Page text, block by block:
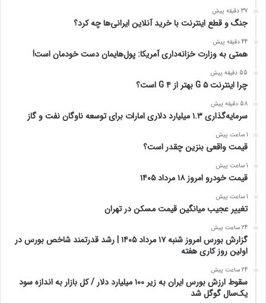
37 دقیقه پیش
جنگ و قطع اینترنت با خرید آنلاین ایرانی‌ها چه کرد؟
44 دقیقه پیش
همتی به وزارت خزانه‌داری آمریکا: پول‌هایمان دست خودمان است!
55 دقیقه پیش
چرا اینترنت ۵ G بهتر از ۴ G است؟
58 دقیقه پیش
سرمایه‌گذاری ۱.۳ میلیارد دلاری امارات برای توسعه ناوگان نفت و گاز
1 ساعت پیش
قیمت واقعی بنزین چقدر است؟
1 ساعت پیش
قیمت خودرو امروز ۱۸ مرداد ۱۴۰۵
1 ساعت پیش
تغییر عجیب میانگین قیمت مسکن در تهران
24 ساعت پیش
گزارش بورس امروز شنبه ۱۷ مرداد ۱۴۰۵ | رشد قدرتمند شاخص بورس در
اولین روز کاری هفته
24 ساعت پیش
سقوط ارزش بورس ایران به زیر ۱۰۰ میلیارد دلار / کل بازار به اندازه سود
یک‌سال گوگل شد